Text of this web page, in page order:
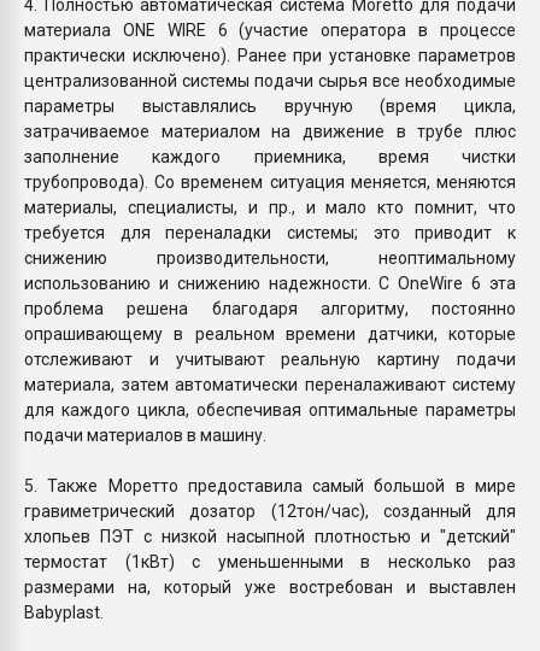
4. Полностью автоматическая система Moretto для подачи
материала ONE WIRE 6 (участие оператора в процессе
практически исключено). Ранее при установке параметров
централизованной системы подачи сырья все необходимые
параметры выставлялись вручную (время цикла,
затрачиваемое материалом на движение в трубе плюс
заполнение каждого приемника, время чистки
трубопровода). Со временем ситуация меняется, меняются
материалы, специалисты, и пр., и мало кто помнит, что
требуется для переналадки системы; это приводит к
снижению производительности, неоптимальному
использованию и снижению надежности. С OneWire 6 эта
проблема решена благодаря алгоритму, постоянно
опрашивающему в реальном времени датчики, которые
отслеживают и учитывают реальную картину подачи
материала, затем автоматически переналаживают систему
для каждого цикла, обеспечивая оптимальные параметры
подачи материалов в машину.
5. Также Моретто предоставила самый большой в мире
гравиметрический дозатор (12тон/час), созданный для
хлопьев ПЭТ с низкой насыпной плотностью и "детский"
термостат (1кВт) с уменьшенными в несколько раз
размерами на, который уже востребован и выставлен
Babyplast.